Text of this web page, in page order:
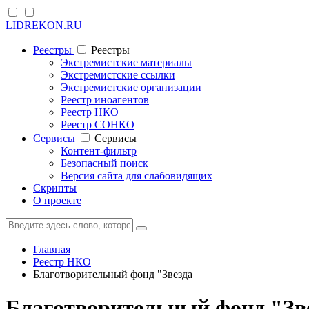
LIDREKON.RU
Реестры
Реестры
Экстремистские материалы
Экстремистские ссылки
Экстремистские организации
Реестр иноагентов
Реестр НКО
Реестр СОНКО
Cервисы
Cервисы
Контент-фильтр
Безопасный поиск
Версия сайта для слабовидящих
Скрипты
О проекте
Главная
Реестр НКО
Благотворительный фонд "Звезда